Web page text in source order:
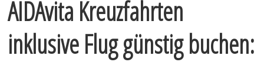
AIDAvita Kreuzfahrten
inklusive Flug günstig buchen: